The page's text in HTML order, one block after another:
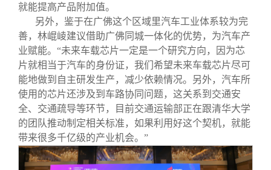
就能提高产品附加值。
另外，鉴于在广佛这个区域里汽车工业体系较为完
善，林崐崚建议借助广佛同城一体化的优势，为汽车产
业赋能。“未来车载芯片一定是一个研究方向，因为芯
片就相当于汽车的身份证，我们希望未来车载芯片尽可
能地做到自主研发生产，减少依赖情况。另外，汽车所
使用的芯片还涉及到车路协同问题，这关系到交通安
全、交通疏导等环节，目前交通运输部正在跟清华大学
的团队推动制定相关标准，如果利用好这个契机，就能
带来很多千亿级的产业机会。”